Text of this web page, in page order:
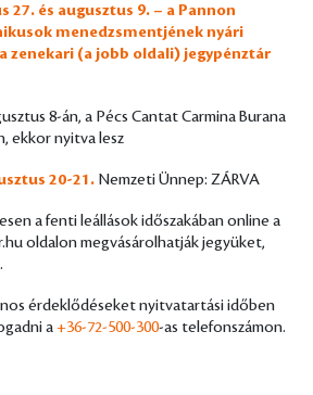
27. és augusztus 9. – a Pannon
menedzsmentjének nyári
zenekari (a jobb oldali) jegypénztár
8-án, a Pécs Cantat Carmina Burana
ekkor nyitva lesz
20-21.Nemzeti Ünnep: ZÁRVA
a fenti leállások időszakában online a
oldalon megvásárolhatják jegyüket,
érdeklődéseket nyitvatartási időben
a+36-72-500-300-as telefonszámon.